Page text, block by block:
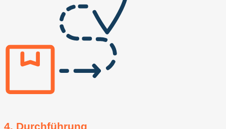
4. Durchführung